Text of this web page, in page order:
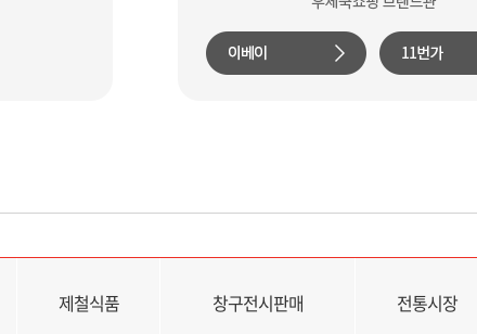
제철식품 창구전시판매 전통시장